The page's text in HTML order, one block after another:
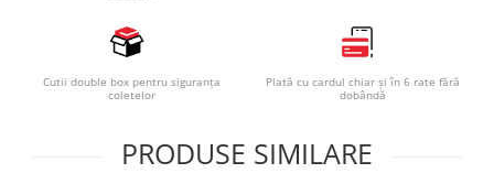
Cutii double box pentru siguranța
coletelor
Plată cu cardul chiar și în 6 rate fără
dobândă
PRODUSE SIMILARE